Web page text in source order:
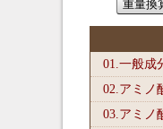
01.一般成
02.アミノ
03.アミノ